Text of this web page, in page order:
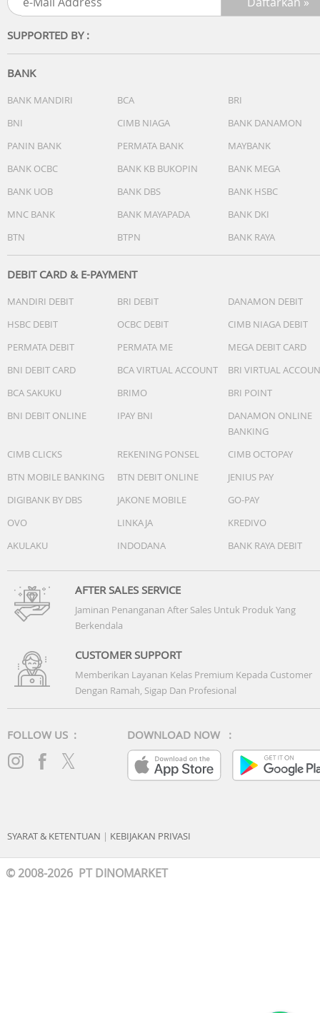
Rotating Digital Crown
Yes
Battery Capacity
Typical usage: 6 days
120min
Compatible with iOS&Andriod
Blood Pressure
Supported
Ambulatory Blood Pressure Monitoring(ABPM)
Supported
Blood Pressure Fluctuation Feedback
Supported
Health Glance
Supported
Supported
Supported
Supported
Pulsewave Arrhythmia Analysis
Supported
Sleep Management
Supported
Bluetooth Voice Calling
Supported
Watch Screenshot
Supported
Water Proof
SUPPORTED BY :
BANK
BANK MANDIRI BCA
BRI
BNI
CIMB NIAGA
BANK DANAMON
PANIN BANK
PERMATA BANK
MAYBANK
BANK OCBC
BANK KB BUKOPIN
BANK MEGA
BANK UOB
BANK DBS
BANK HSBC
MNC BANK
BANK MAYAPADA
BANK DKI
BTN
BTPN BANK RAYA
DEBIT CARD & E-PAYMENT
MANDIRI DEBIT BRI DEBIT
DANAMON DEBIT
HSBC DEBIT
OCBC DEBIT
CIMB NIAGA DEBIT
PERMATA DEBIT
PERMATA ME
MEGA DEBIT CARD
BNI DEBIT CARD
BCA VIRTUAL ACCOUNT
BRI VIRTUAL
BCA SAKUKU
BRIMO
BRI POINT
BNI DEBIT ONLINE
IPAY BNI
DANAMON ONLINE
BANKING
CIMB CLICKS
REKENING PONSEL
CIMB OCTOPAY
BTN MOBILE BANKING
BTN DEBIT ONLINE
JENIUS PAY
DIGIBANK BY DBS
JAKONE MOBILE
GO-PAY
OVO
LINKAJA
KREDIVO
AKULAKU
INDODANA BANK RAYA DEBIT
AFTER SALES SERVICE
Jaminan Penanganan After Sales Untuk Produk Yang
Berkendala
CUSTOMER SUPPORT
Memberikan Layanan Kelas Premium Kepada Customer
Dengan Ramah, Sigap Dan Profesional
FOLLOW US : DOWNLOAD NOW :
SYARAT & KETENTUAN | KEBIJAKAN PRIVASI
© 2008-2026 PT DINOMARKET